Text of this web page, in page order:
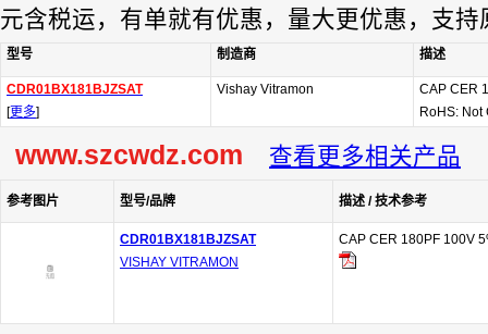
元含税运，有单就有优惠，量大更优惠，支持
型号 制造商 描述
CDR01BX181BJZSAT
[更多]
Vishay Vitramon
CAP CER
RoHS:
www.szcwdz.com 查看更多相关产品
参考图片 型号/品牌 描述 / 技术参考
CDR01BX181BJZSAT
VISHAY VITRAMON
CAP CER 180PF 100V